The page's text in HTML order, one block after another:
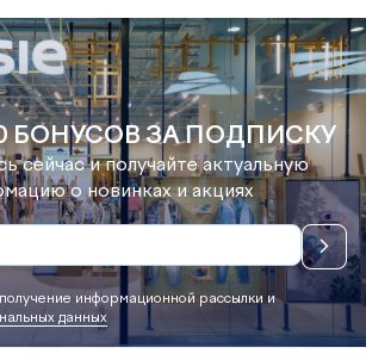
БОНУСОВ ЗА ПОДПИСКУ
сейчас и получайте актуальную
о новинках и акциях
информационной рассылки и
данных